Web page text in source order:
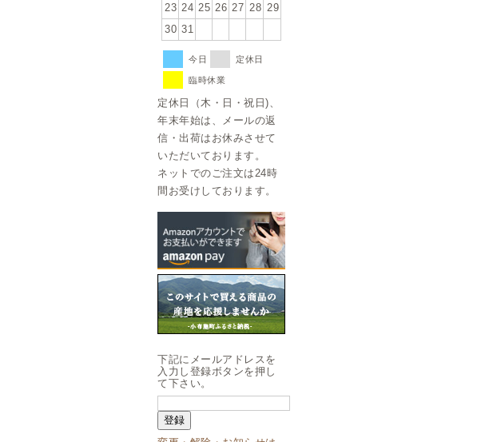
23 24 25 26 27 28 29
30 31
今日 定休日
臨時休業
定休日（木・日・祝日)、
年末年始は、メールの返
信・出荷はお休みさせて
いただいております。
ネットでのご注文は24時
間お受けしております。
下記にメールアドレスを
入力し登録ボタンを押し
て下さい。